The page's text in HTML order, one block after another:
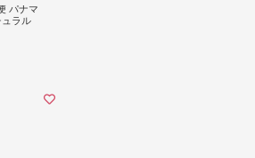
パナマ
ラル